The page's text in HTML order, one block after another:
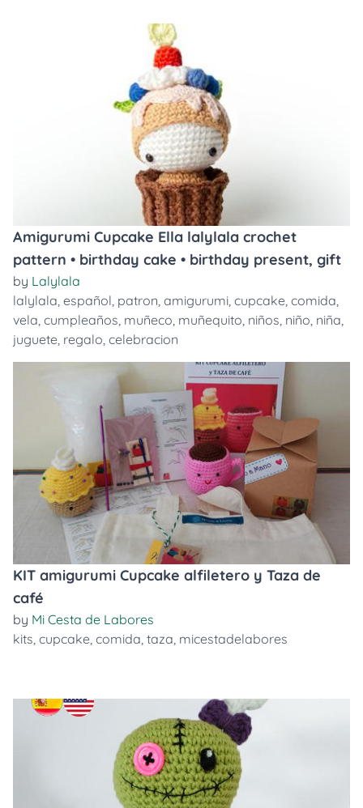
Amigurumi Cupcake Ella lalylala crochet
pattern • birthday cake • birthday present, gift
by Lalylala
lalylala, español, patron, amigurumi, cupcake, comida,
vela, cumpleaños, muñeco, muñequito, niños, niño, niña,
juguete, regalo, celebracion
KIT amigurumi Cupcake alfiletero y Taza de
café
by Mi Cesta de Labores
kits, cupcake, comida, taza, micestadelabores